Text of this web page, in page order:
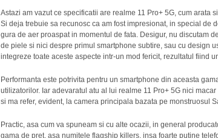
Astazi am vazut ce specificatii are realme 11 Pro+ 5G, cum arata
Si deja trebuie sa recunosc ca am fost impresionat, in special de
gura de aer proaspat in momentul de fata. Desigur, nu discutam
de piele si nici despre primul smartphone subtire, sau cu design
integreze toate aceste aspecte intr-un mod fericit, rezultatul fiind
Performanta este potrivita pentru un smartphone din aceasta
utilizatorilor. Iar adevaratul atu al lui realme 11 Pro+ 5G nici
si ma refer, evident, la camera principala bazata pe monstruosul
Practic, asa cum va spuneam si cu alte ocazii, in general
gama de pret, asa numitele flagship killers, insa foarte putine